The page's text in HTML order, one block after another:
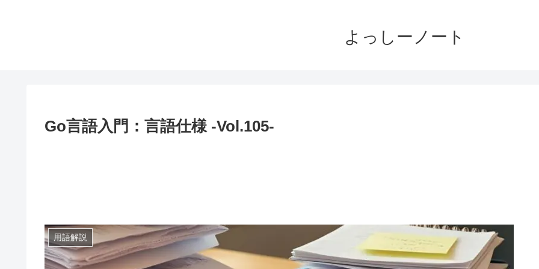
よっしーノート
Go言語入門：言語仕様 -Vol.105-
用語解説